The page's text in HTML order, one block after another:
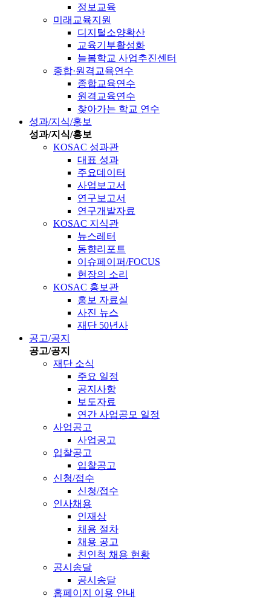
정보교육
미래교육지원
디지털소양확산
교육기부활성화
늘봄학교 사업추진센터
종합·원격교육연수
종합교육연수
원격교육연수
찾아가는 학교 연수
성과/지식/홍보
성과/지식/홍보
KOSAC 성과관
대표 성과
주요데이터
사업보고서
연구보고서
연구개발자료
KOSAC 지식관
뉴스레터
동향리포트
이슈페이퍼/FOCUS
현장의 소리
KOSAC 홍보관
홍보 자료실
사진 뉴스
재단 50년사
공고/공지
공고/공지
재단 소식
주요 일정
공지사항
보도자료
연간 사업공모 일정
사업공고
사업공고
입찰공고
입찰공고
신청/접수
신청/접수
인사채용
인재상
채용 절차
채용 공고
친인척 채용 현황
공시송달
공시송달
홈페이지 이용 안내